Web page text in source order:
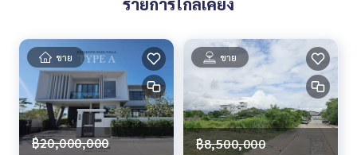
ขาย
฿20,000,000
ขาย
฿8,500,000